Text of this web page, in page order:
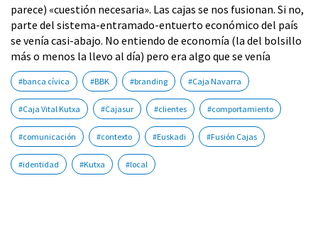
parece) «cuestión necesaria». Las cajas se nos fusionan. Si no,
parte del sistema-entramado-entuerto económico del país
se venía casi-abajo. No entiendo de economía (la del bolsillo
más o menos la llevo al día) pero era algo que se venía
#banca cívica #BBK #branding #Caja Navarra
#Caja Vital Kutxa #Cajasur #clientes #comportamiento
#comunicación #contexto #Euskadi #Fusión Cajas
#identidad #Kutxa #local